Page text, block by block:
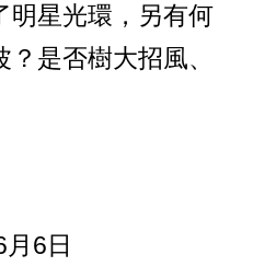
明星光環，另有何
是否樹大招風、
6日